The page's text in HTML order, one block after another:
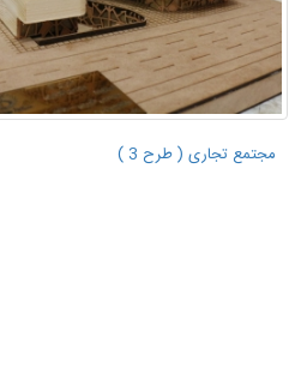
مجتمع تجاری ( طرح 3 )